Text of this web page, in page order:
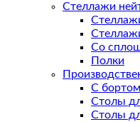
Стеллажи
Со
Полки
С бортом
Столы
Столы